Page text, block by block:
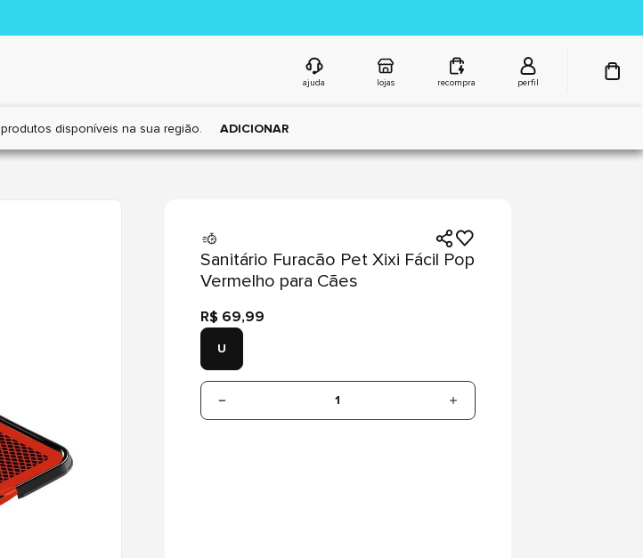
ajuda lojas recompra perfil
produtos disponíveis na sua região. ADICIONAR
Sanitário Furacão Pet Xixi Fácil Pop
Vermelho para Cães
R$ 69,99
U
1